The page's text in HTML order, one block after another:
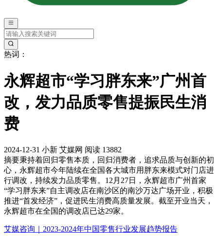
热词：
永辉超市“学习胖东来”广州首
改，发力品质零售提振民生消
费
2024-12-31 小新 艾媒网 阅读 13882
摘要秉持着回归零售本质，回归消费者，追求品质与创新的初
心，永辉超市今年陆续在全国各大城市用胖东来模式对门店进
行调改，持续发力品质零售。12月27日，永辉超市广州首家
“学习胖东来”自主调改店在南沙区的南沙万达广场开业，积极
推进“首发经济”，促进民生消费高质量发展。截至开业当天，
永辉超市在全国的调改店已达29家。
艾媒咨询｜2023-2024年中国零售行业发展趋势报告